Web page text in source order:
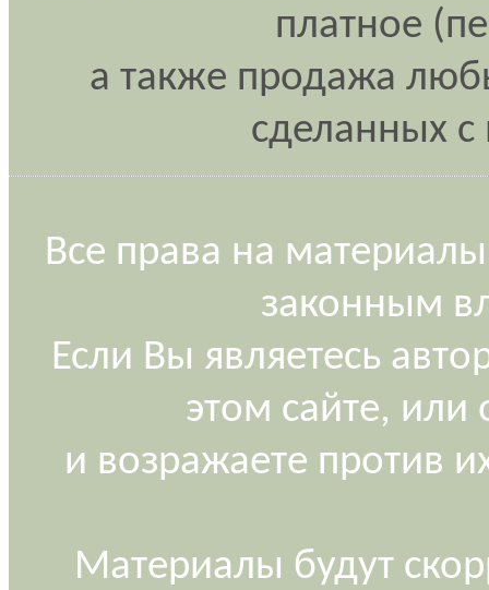
платное
а также продажа
сделанных
Все права на
законным
Если Вы являетесь
этом сайте, или
и возражаете против
Материалы будут